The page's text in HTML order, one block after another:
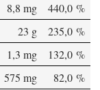
8,8 mg
440,0 %
23 g
235,0 %
1,3 mg
132,0 %
575 mg
82,0 %